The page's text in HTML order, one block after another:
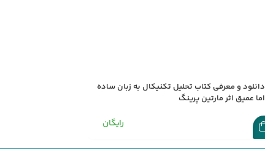
دانلود و معرفی کتاب تحلیل تکنیکال به زبان ساده
اما عمیق اثر مارتین پرینگ
رایگان